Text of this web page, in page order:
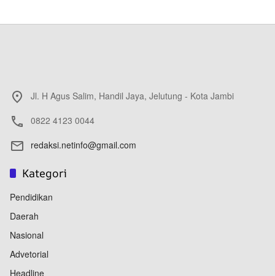
Jl. H Agus Salim, Handil Jaya, Jelutung - Kota Jambi
0822 4123 0044
redaksi.netinfo@gmail.com
Kategori
Pendidikan
Daerah
Nasional
Advetorial
Headline